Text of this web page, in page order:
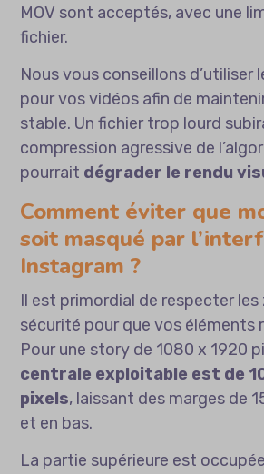
MOV sont acceptés, avec une
fichier.
Nous vous conseillons d’utiliser
pour vos vidéos afin de
stable. Un fichier trop lourd
compression agressive de
pourrait dégrader le rendu
Comment éviter que
soit masqué par
Instagram ?
Il est primordial de respecter les
sécurité pour que vos éléments
Pour une story de 1080 x 1920
centrale exploitable est de
pixels, laissant des marges de
et en bas.
La partie supérieure est